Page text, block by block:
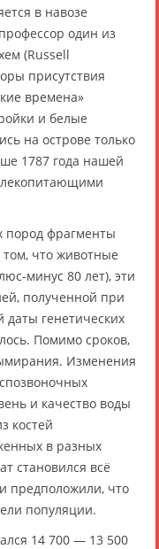
в навозе
один из
(Russell
присутствия
времена»
и белые
на острове только
1787 года нашей
пород фрагменты
том, что животные
минус 80 лет), эти
полученной при
даты генетических
Помимо сроков,
Изменения
и качество воды
костей
в разных
становился всё
предположили, что
популяции.
14 700 — 13 500